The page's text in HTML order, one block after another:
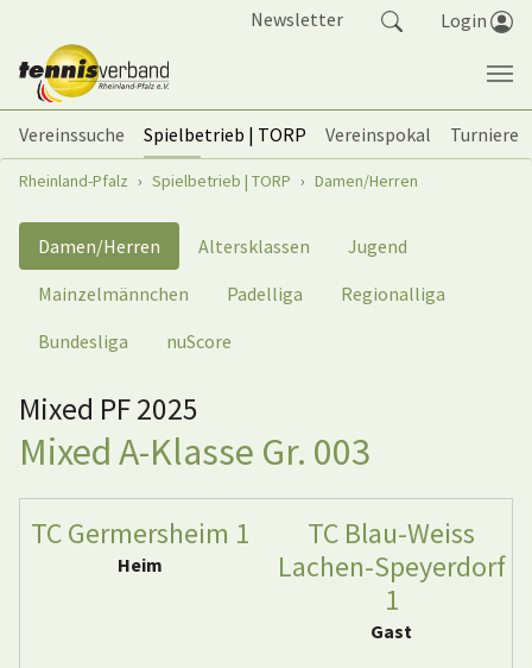
Newsletter Login
Vereinssuche Spielbetrieb | TORP Vereinspokal
Turniere
Sie sind hier:
Rheinland-Pfalz Spielbetrieb | TORP Damen/Herren
Damen/Herren Altersklassen
Jugend
Mainzelmännchen
Padelliga
Regionalliga
Bundesliga
nuScore
Mixed PF 2025
Mixed A-Klasse Gr. 003
TC Germersheim 1
Heim
TC Blau-Weiss
Lachen-Speyerdorf
1
Gast